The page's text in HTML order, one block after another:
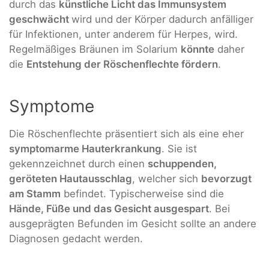
durch das künstliche Licht das Immunsystem
geschwächt wird und der Körper dadurch anfälliger
für Infektionen, unter anderem für Herpes, wird.
Regelmäßiges Bräunen im Solarium könnte daher
die Entstehung der Röschenflechte fördern.
Symptome
Die Röschenflechte präsentiert sich als eine eher
symptomarme Hauterkrankung. Sie ist
gekennzeichnet durch einen schuppenden,
geröteten Hautausschlag, welcher sich bevorzugt
am Stamm befindet. Typischerweise sind die
Hände, Füße und das Gesicht ausgespart. Bei
ausgeprägten Befunden im Gesicht sollte an andere
Diagnosen gedacht werden.